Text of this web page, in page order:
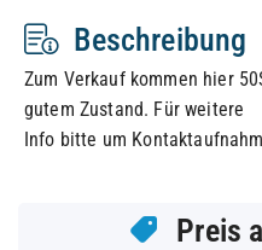
Beschreibung
Zum Verkauf kommen hier
gutem Zustand. Für weitere
Info bitte um
Preis